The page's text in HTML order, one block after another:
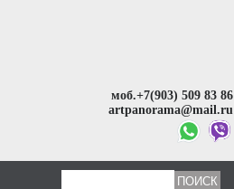
моб.+7(903) 509 83 86
artpanorama@mail.ru